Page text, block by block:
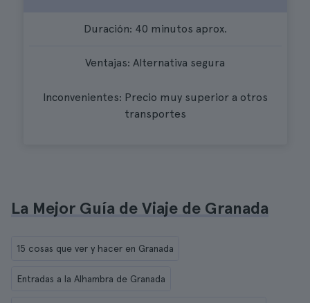
Duración: 40 minutos aprox.
Ventajas: Alternativa segura
Inconvenientes: Precio muy superior a otros
transportes
La Mejor Guía de Viaje de Granada
15 cosas que ver y hacer en Granada
Entradas a la Alhambra de Granada